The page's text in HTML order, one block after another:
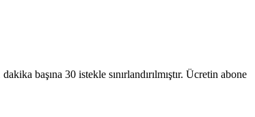
başına 30 istekle sınırlandırılmıştır. Ücretin abone